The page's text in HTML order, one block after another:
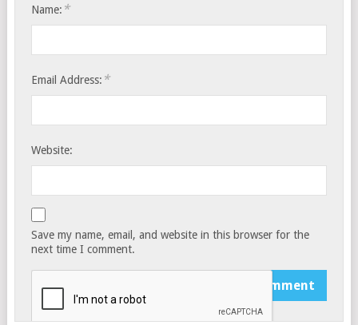
Name: *
Email Address: *
Website:
Save my name, email, and website in this browser for the
next time I comment.